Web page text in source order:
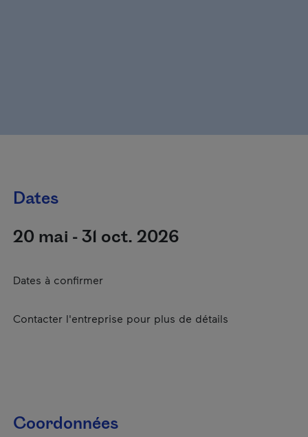
Dates
20 mai - 31 oct. 2026
Dates à confirmer
Contacter l'entreprise pour plus de détails
Coordonnées